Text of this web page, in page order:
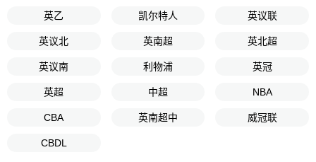
英乙 凯尔特人 英议联
英议北 英南超 英北超
英议南 利物浦 英冠
英超 中超 NBA
CBA 英南超中 威冠联
CBDL